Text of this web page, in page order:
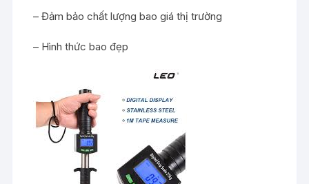
– Đảm bảo chất lượng bao giá thị trường
– Hình thức bao đẹp